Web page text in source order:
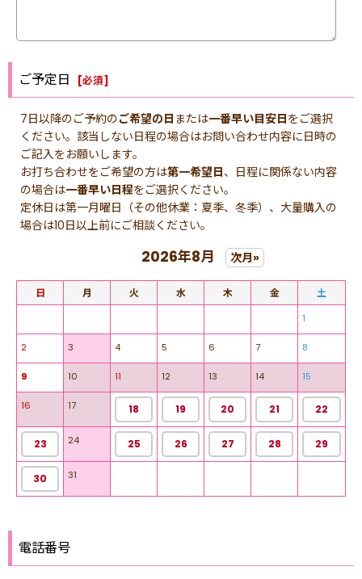
ご予定日 [必須]
7日以降のご予約のご希望の日 または一番早い目安日をご選択
ください。該当しない日程の場合はお問い合わせ内容に日時の
ご記入をお願いします。
お打ち合わせをご希望の方は第一希望日、日程に関係ない内容
の場合は一番早い日程をご選択ください。
定休日は第一月曜日（その他休業：夏季、冬季）、大量購入の
場合は10日以上前にご相談ください。
2026年8月 次月»
日 月 火 水 木 金 土
1
2 3 4 5 6 7 8
9 10 11 12 13 14 15
16 17 18 19 20 21 22
23 24 25 26 27 28 29
30 31
電話番号